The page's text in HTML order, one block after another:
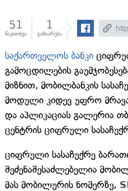
51
წაკითხვა
1
გაზიარება
საქართველოს ბანკი
გამოცდილების
მიზნით, მობილბანკის
მოდული კიდევ უფრო
და აპლიკაციას გალერია
ცენტრის ციფრული
ციფრული სასაჩუქრე
შეძენაშესაძლებელია
მას მობილურის ნომერზე,